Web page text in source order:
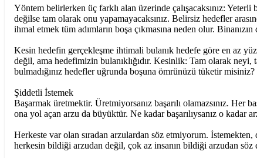
Yöntem belirlerken üç farklı alan üzerinde çalışacaksınız:
değilse tam olarak onu yapamayacaksınız. Belirsiz hedefler
ihmal etmek tüm adımların boşa çıkmasına neden olur.
Kesin hedefin gerçekleşme ihtimali bulanık hedefe göre en az
değil, ama hedefimizin bulanıklığıdır. Kesinlik: Tam olarak
bulmadığınız hedefler uğrunda boşuna ömrünüzü tüketir misiniz?
Şiddetli İstemek
Başarmak üretmektir. Üretmiyorsanız başarılı olamazsınız. Her
ona yol açan arzu da büyüktür. Ne kadar başarılıysanız o kadar
Herkeste var olan sıradan arzulardan söz etmiyorum.
herkesin bildiği arzudan değil, çok az insanın bildiği arzudan söz